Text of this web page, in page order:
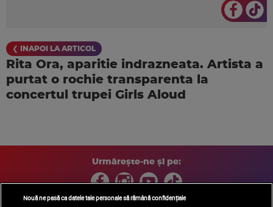
❮ INAPOI LA ARTICOL
Rita Ora, aparitie indrazneata. Artista a
purtat o rochie transparenta la
concertul trupei Girls Aloud
Urmărește-ne și pe:
Nouă ne pasă ca datele tale personale să rămână confidențiale